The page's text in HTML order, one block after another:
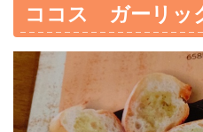
ココス ガーリッ